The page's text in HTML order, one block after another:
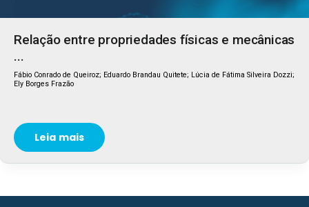
Relação entre propriedades físicas e mecânicas
...
Fábio Conrado de Queiroz; Eduardo Brandau Quitete; Lúcia de Fátima Silveira Dozzi;
Ely Borges Frazão
Leia mais